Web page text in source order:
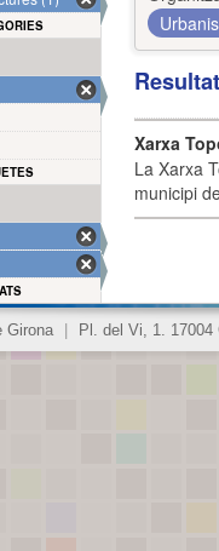
Xarxa
La Xarxa
municipi
Girona Pl. del Vi, 1. 17004